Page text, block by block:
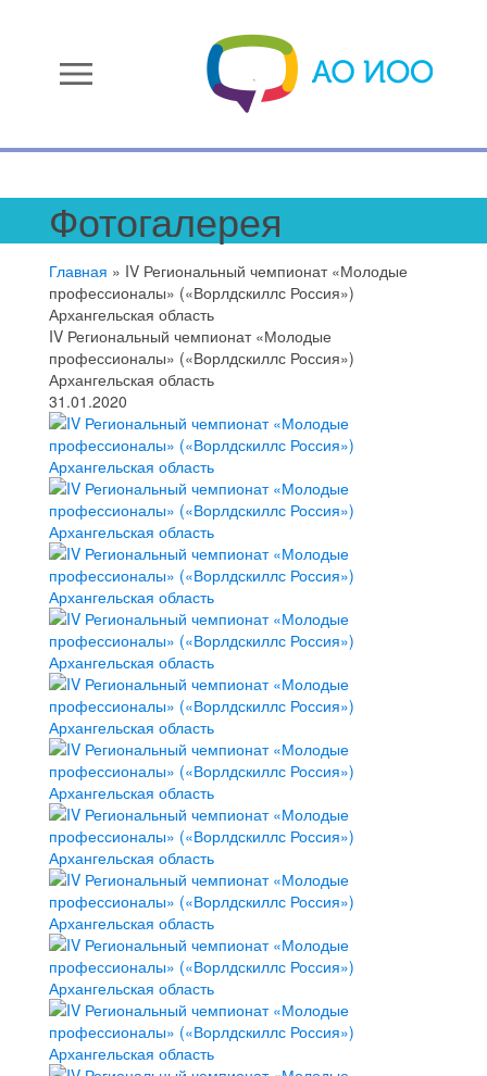
menu
Фотогалерея
Главная » IV Региональный чемпионат «Молодые
профессионалы» («Ворлдскиллс Россия»)
Архангельская область
IV Региональный чемпионат «Молодые
профессионалы» («Ворлдскиллс Россия»)
Архангельская область
31.01.2020